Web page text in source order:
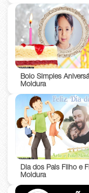
Bolo Simples
Moldura
Dia dos Pais Filho e
Moldura